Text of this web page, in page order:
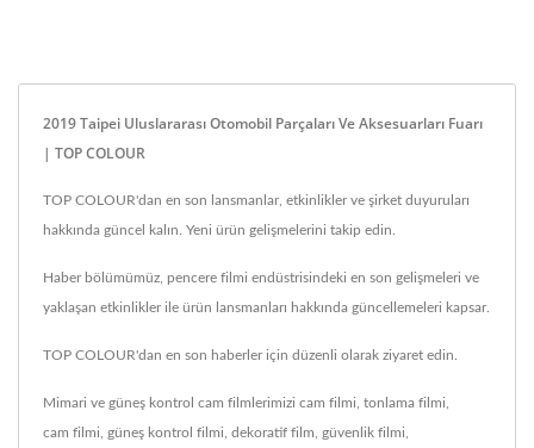
2019 Taipei Uluslararası Otomobil Parçaları Ve Aksesuarları Fuarı
| TOP COLOUR
TOP COLOUR'dan en son lansmanlar, etkinlikler ve şirket duyuruları
hakkında güncel kalın. Yeni ürün gelişmelerini takip edin.
Haber bölümümüz, pencere filmi endüstrisindeki en son gelişmeleri ve
yaklaşan etkinlikler ile ürün lansmanları hakkında güncellemeleri kapsar.
TOP COLOUR'dan en son haberler için düzenli olarak ziyaret edin.
Mimari ve güneş kontrol cam filmlerimizi cam filmi tonlama filmi
cam filmi güneş kontrol filmi dekoratif film güvenlik filmi